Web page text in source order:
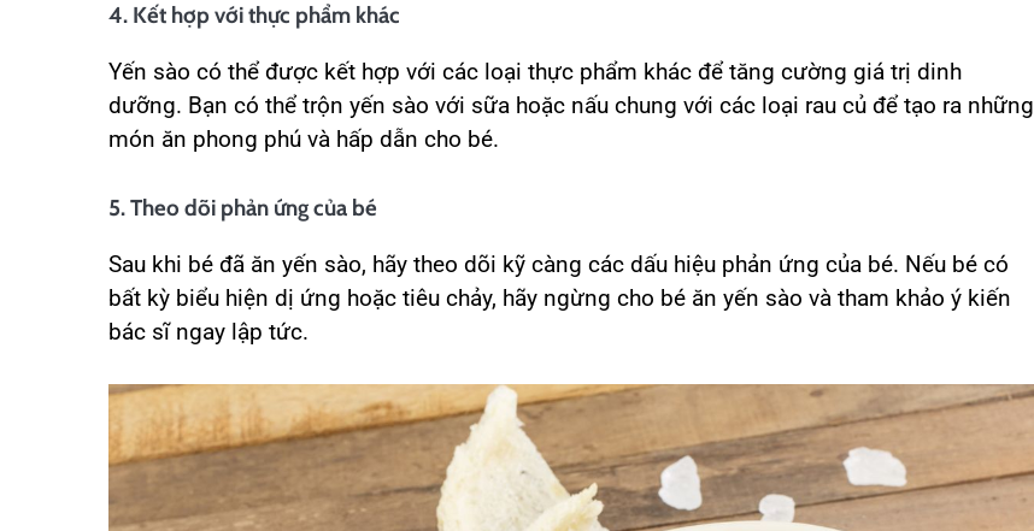
4. Kết hợp với thực phẩm khác
Yến sào có thể được kết hợp với các loại thực phẩm khác để tăng cường giá trị dinh
dưỡng. Bạn có thể trộn yến sào với sữa hoặc nấu chung với các loại rau củ để tạo ra những
món ăn phong phú và hấp dẫn cho bé.
5. Theo dõi phản ứng của bé
Sau khi bé đã ăn yến sào, hãy theo dõi kỹ càng các dấu hiệu phản ứng của bé. Nếu bé có
bất kỳ biểu hiện dị ứng hoặc tiêu chảy, hãy ngừng cho bé ăn yến sào và tham khảo ý kiến
bác sĩ ngay lập tức.